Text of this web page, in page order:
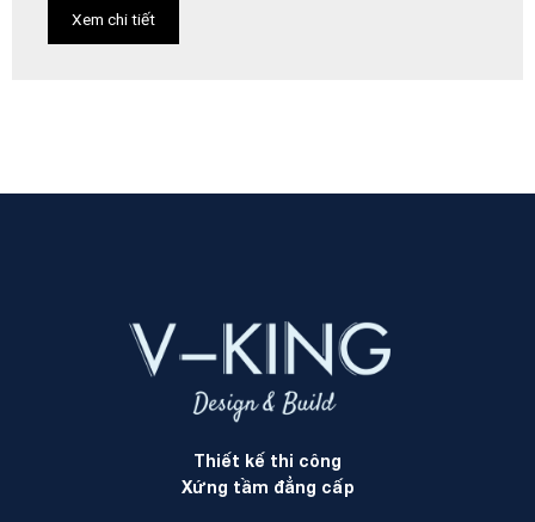
Xem chi tiết
Thiết kế thi công
Xứng tầm đẳng cấp